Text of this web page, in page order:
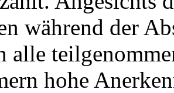
während der
alle
hohe